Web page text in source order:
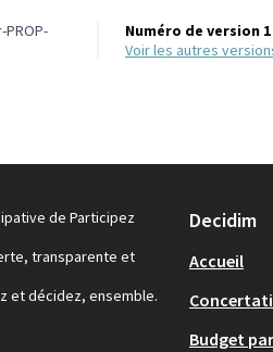
Numéro de version 1
voir les autres
de Participez
transparente et
et décidez, ensemble.
Decidim
Accueil
Budget